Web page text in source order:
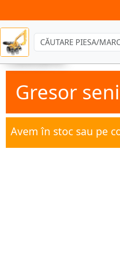
Căutare:
Gresor
Avem în stoc sau pe